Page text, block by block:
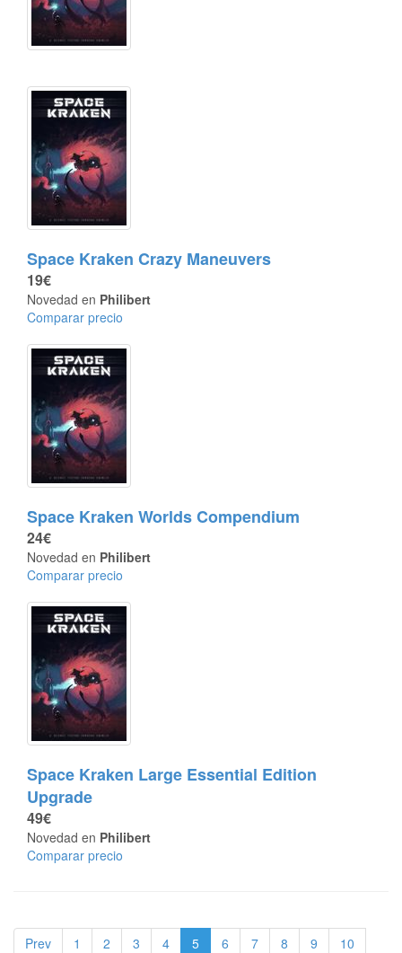
Space Kraken Crazy Maneuvers
19€
Novedad en Philibert
Comparar precio
Space Kraken Worlds Compendium
24€
Novedad en Philibert
Comparar precio
Space Kraken Large Essential Edition
Upgrade
49€
Novedad en Philibert
Comparar precio
Prev 1 2 3 4 5 6 7 8 9
10